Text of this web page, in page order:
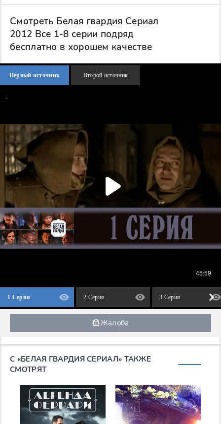
Смотреть Белая гвардия Сериал
2012 Все 1-8 серии подряд
бесплатно в хорошем качестве
Первый источник Второй источник
1 Серия 2 Серия 3 Серия
Жалоба
С «БЕЛАЯ ГВАРДИЯ СЕРИАЛ» ТАКЖЕ
СМОТРЯТ